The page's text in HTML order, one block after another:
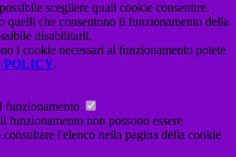
scegliere quali cookie consentire.
quelli che consentono il funzionamento della
disabilitarli.
i cookie necessari al funzionamento potete
POLICY.
funzionamento
funzionamento non possono essere
l'elenco nella pagina della cookie